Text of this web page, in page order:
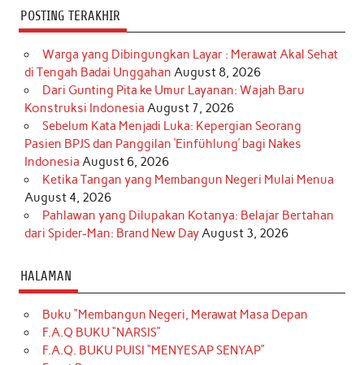
POSTING TERAKHIR
Warga yang Dibingungkan Layar : Merawat Akal Sehat
di Tengah Badai Unggahan August 8, 2026
Dari Gunting Pita ke Umur Layanan: Wajah Baru
Konstruksi Indonesia August 7, 2026
Sebelum Kata Menjadi Luka: Kepergian Seorang
Pasien BPJS dan Panggilan ‘Einfühlung’ bagi Nakes
Indonesia August 6, 2026
Ketika Tangan yang Membangun Negeri Mulai Menua
August 4, 2026
Pahlawan yang Dilupakan Kotanya: Belajar Bertahan
dari Spider-Man: Brand New DayAugust 3, 2026
HALAMAN
Buku “Membangun Negeri, Merawat Masa Depan
F.A.Q BUKU “NARSIS”
F.A.Q. BUKU PUISI “MENYESAP SENYAP”